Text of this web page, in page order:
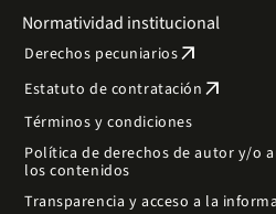
Normatividad institucional
Derechos pecuniariosarrow_outward
Estatuto de contratación arrow_outward
Términos y condiciones
Política de derechos de autor y/o
los contenidos
Transparencia y acceso a la